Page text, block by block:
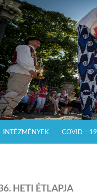
INTÉZMÉNYEK COVID – 19
HETI ÉTLAPJA